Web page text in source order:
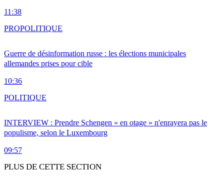
11:38
Guerre de désinformation russe : les élections municipales
allemandes prises pour cible
10:36
PROPOLITIQUE
INTERVIEW : Prendre Schengen « en otage » n'enrayera pas le
populisme, selon le Luxembourg
09:57
POLITIQUE
PLUS DE CETTE SECTION